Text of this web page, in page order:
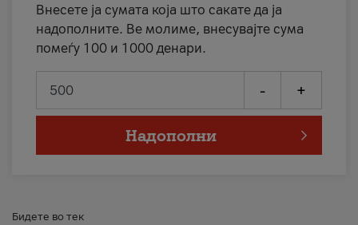
Внесете ја сумата која што сакате да ја
надополните. Ве молиме, внесувајте сума
помеѓу 100 и 1000 денари.
- +
Надополни
Бидете во тек